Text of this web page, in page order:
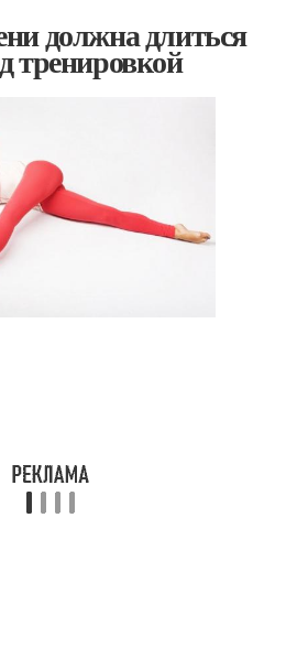
должна длиться
тренировкой